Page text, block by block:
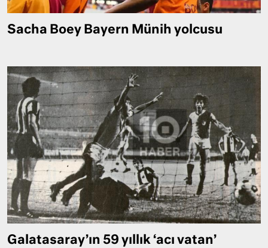
Sacha Boey Bayern Münih yolcusu
Galatasaray’ın 59 yıllık ‘acı vatan’